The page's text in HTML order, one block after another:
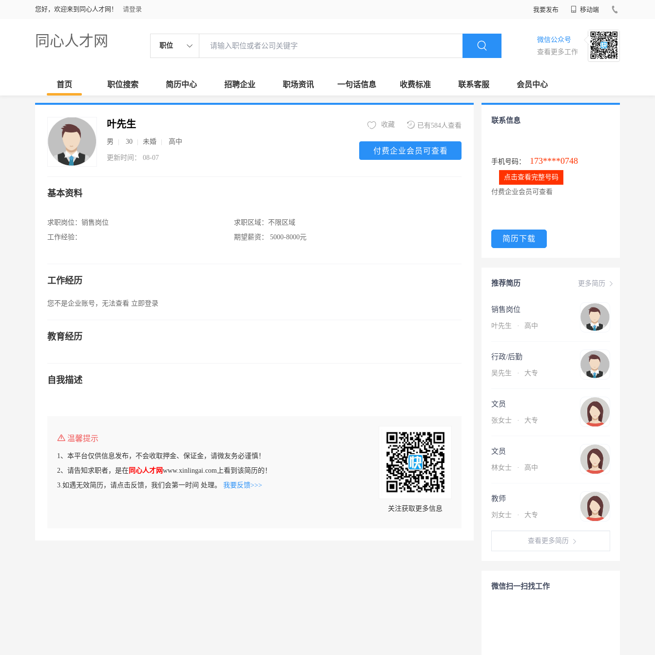
您好，欢迎来到同心人才网！ 请登录 我要发布 移动端
同心人才网 职位
微信公众号
查看更多工作
首页 职位搜索 简历中心 招聘企业 职场资讯 一句话信息 收费标准 联系客服 会员中心
叶先生
男 30 未婚 高中
更新时间： 08-07
已有584人查看
收藏
付费企业会员可查看
基本资料
求职岗位： 销售岗位
工作经验：
求职区域： 不限区域
期望薪资：
5000-8000元
工作经历
您不是企业账号，无法查看 立即登录
教育经历
自我描述
温馨提示
1、本平台仅供信息发布，不会收取押金、保证金，请微友务必谨慎！
2、请告知求职者，是在 同心人才网www.xinlingai.com上看到该简历的！
3.如遇无效简历，请点击反馈，我们会第一时间 处理。 我要反馈>>>
关注获取更多信息
联系信息
手机号码： 173****0748
点击查看完整号码
付费企业会员可查看
简历下载
更多简历
推荐简历
销售岗位
叶先生 · 高中
行政/后勤
吴先生 · 大专
文员
张女士 · 大专
文员
林女士 · 高中
教师
刘女士 · 大专
查看更多简历
微信扫一扫找工作